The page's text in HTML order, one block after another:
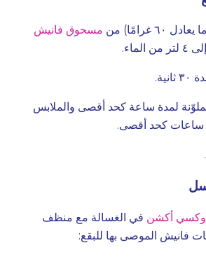
غرامًا) من
مسحوق فانيش
إلى ٤ لتر من الماء.
لمدة ساعة كحد أقصى والملابس
أكشن في الغسالة مع منظف
فانيش الموصى بها للبقع: